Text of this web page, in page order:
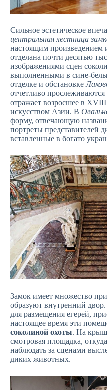
Сильное эстетическое
центральная лестница
настоящим произведением
отделана почти десятью
изображениями сцен
выполненными в сине-
отделке и обстановке
отчетливо
отражает возросшее в
искусством Азии. В
форму, отвечающую
портреты представителей
вставленные в богато
Замок имеет множество
образуют внутренний
для размещения егерей,
настоящее время эти
соколиной охоты. На
смотровая площадка,
наблюдать за сценами
диких животных.